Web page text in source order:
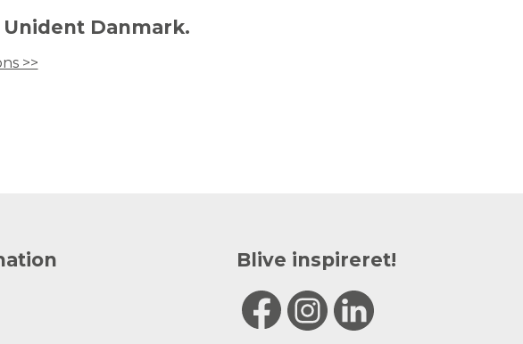
Danmark.
>>
Blive inspireret!